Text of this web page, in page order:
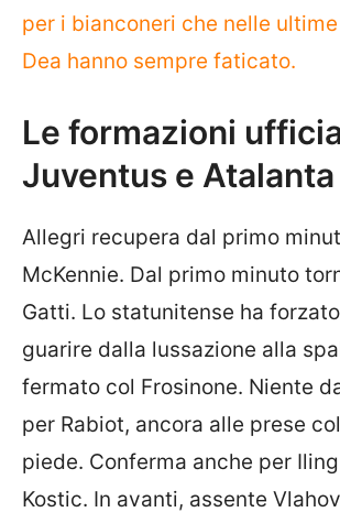
per i bianconeri che nelle
Dea hanno sempre faticato.
Le formazioni
Juventus e Atalanta
Allegri recupera dal primo
McKennie. Dal primo minuto
Gatti. Lo statunitense ha
guarire dalla lussazione alla
fermato col Frosinone. Niente
per Rabiot, ancora alle prese
piede. Conferma anche per
Kostic. In avanti, assente